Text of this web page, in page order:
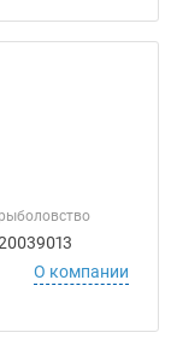
О компании